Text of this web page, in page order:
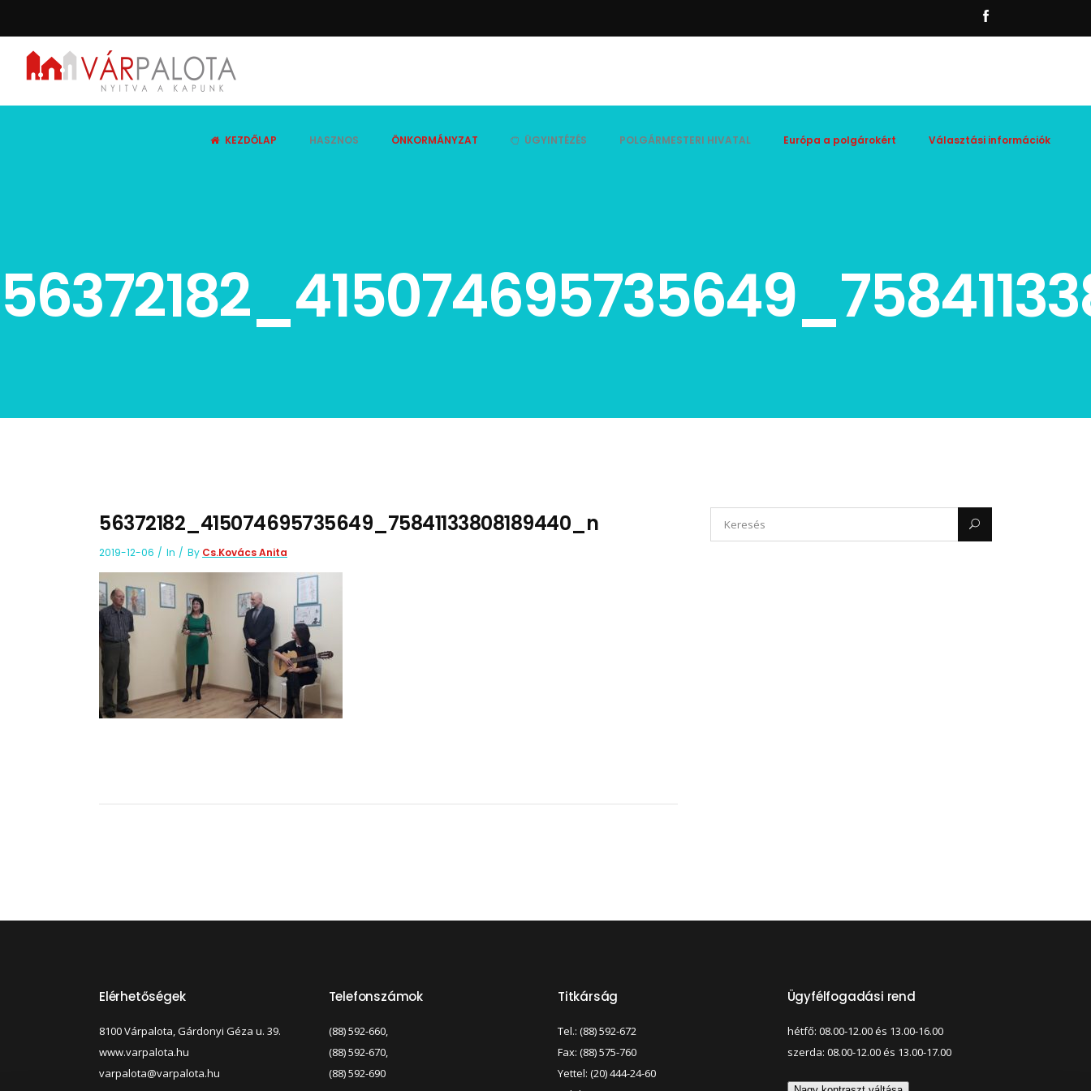
KEZDŐLAP HASZNOS ÖNKORMÁNYZAT ÜGYINTÉZÉS POLGÁRMESTERI HIVATAL Európa a polgárokért Választási információk
56372182_415074695735649_75841133808189440_n
2019-12-06 In By Cs.Kovács Anita
Elérhetőségek
8100 Várpalota, Gárdonyi Géza u. 39.
www.varpalota.hu
varpalota@varpalota.hu
Telefonszámok
(88) 592-660,
(88) 592-670,
(88) 592-690
Titkárság
Tel.: (88) 592-672
Fax: (88) 575-760
Yettel: (20) 444-24-60
Ügyfélfogadási rend
hétfő: 08.00-12.00 és 13.00-16.00
szerda: 08.00-12.00 és 13.00-17.00